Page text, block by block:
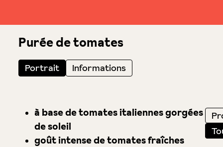
Purée de tomates
Portrait Informations
à base de tomates italiennes gorgées
de soleil
goût intense de tomates fraîches